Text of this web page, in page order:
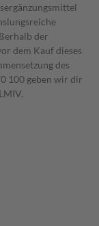
der
dem Kauf dieses
des
100 geben wir dir